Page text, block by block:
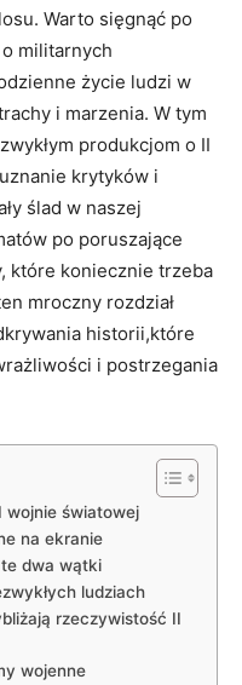
Warto sięgnąć po
militarnych
życie ludzi w
i marzenia. W tym
produkcjom o II
krytyków i
ślad w naszej
po poruszające
które koniecznie trzeba
mroczny rozdział
historii,które
i postrzegania
wojnie światowej
na ekranie
te dwa wątki
ludziach
rzeczywistość II
wojenne